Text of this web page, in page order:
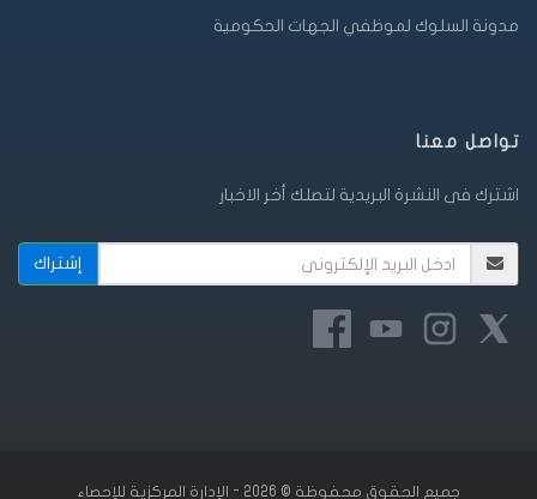
مدونة السلوك لموظفي الجهات الحكومية
تواصل معنا
اشترك فى النشرة البريدية لتصلك أخر الاخبار
جميع الحقوق محفوظة © 2026 - الإدارة المركزية للإحصاء